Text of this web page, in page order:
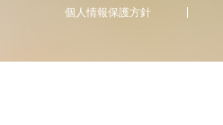
個人情報保護方針